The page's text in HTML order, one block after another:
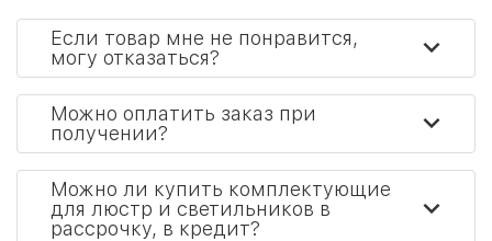
Если товар мне не понравится,
могу отказаться?
Можно оплатить заказ при
получении?
Можно ли купить комплектующие
для люстр и светильников в
рассрочку, в кредит?